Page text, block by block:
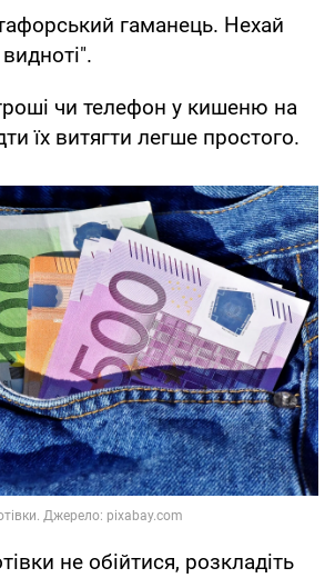
гаманець. Нехай
чи телефон у кишеню на
їх витягти легше простого.
не обійтися, розкладіть